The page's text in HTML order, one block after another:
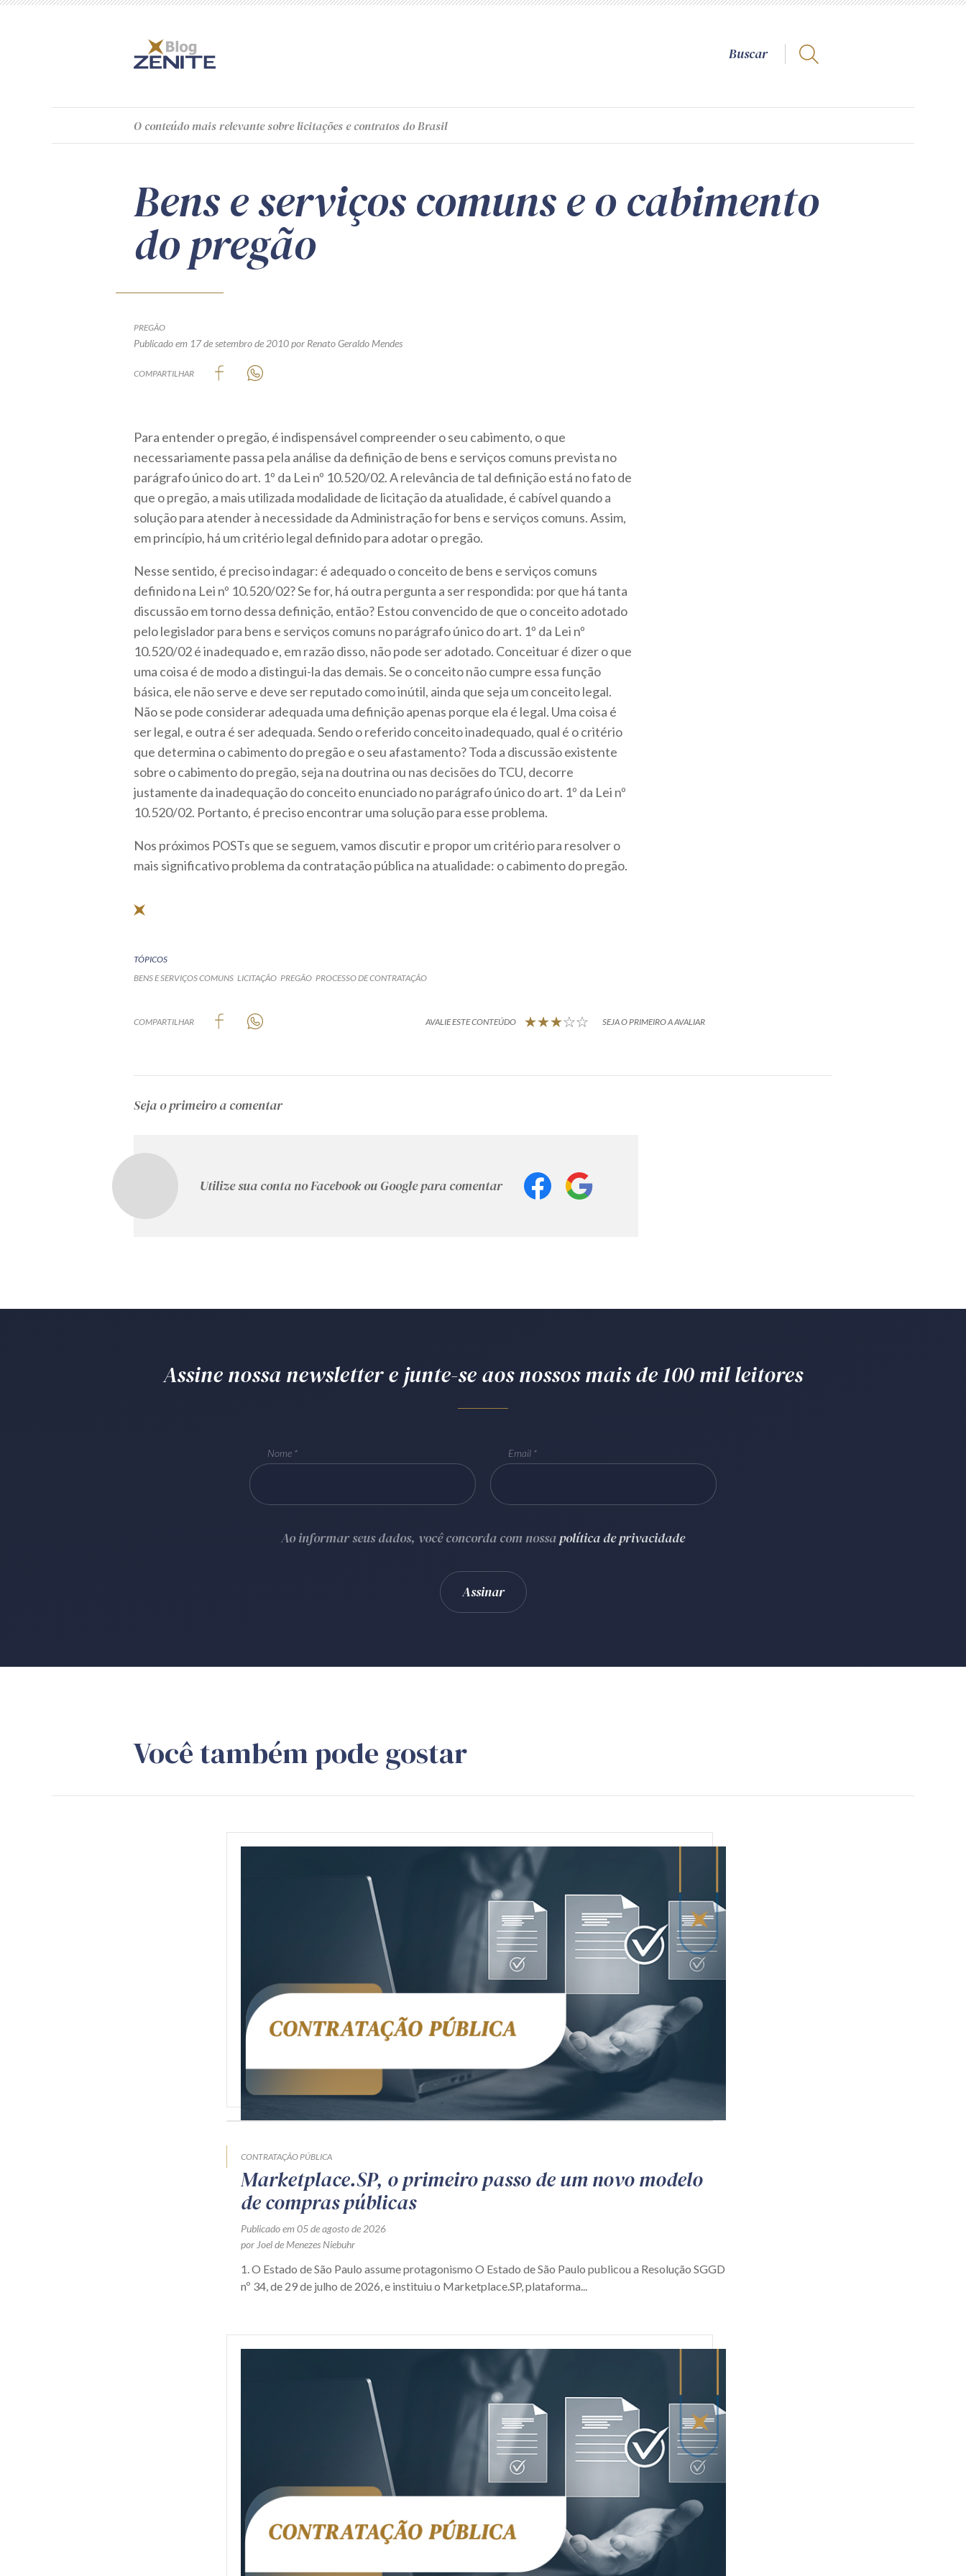
O conteúdomais relevante sobre licitações e contratos do Brasil
Bens e serviços comuns e o cabimento
do pregão
PREGÃO
Publicado em 17 de setembro de 2010por Renato Geraldo Mendes
COMPARTILHAR
Para entender o pregão, é indispensável compreender o seu cabimento, o que
necessariamente passa pela análise da definição de bens e serviços comuns prevista no
parágrafo único do art. 1º da Lei nº 10.520/02. A relevância de tal definição está no fato de
que o pregão, a mais utilizada modalidade de licitação da atualidade, é cabível quando a
solução para atender à necessidade da Administração for bens e serviços comuns. Assim,
em princípio, há um critério legal definido para adotar o pregão.
Nesse sentido, é preciso indagar: é adequado o conceito de bens e serviços comuns
definido na Lei nº 10.520/02? Se for, há outra pergunta a ser respondida: por que há tanta
discussão em torno dessa definição, então? Estou convencido de que o conceito adotado
pelo legislador para bens e serviços comuns no parágrafo único do art. 1º da Lei nº
10.520/02 é inadequado e, em razão disso, não pode ser adotado. Conceituar é dizer o que
uma coisa é de modo a distingui-la das demais. Se o conceito não cumpre essa função
básica, ele não serve e deve ser reputado como inútil, ainda que seja um conceito legal.
Não se pode considerar adequada uma definição apenas porque ela é legal. Uma coisa é
ser legal, e outra é ser adequada. Sendo o referido conceito inadequado, qual é o critério
que determina o cabimento do pregão e o seu afastamento? Toda a discussão existente
sobre o cabimento do pregão, seja na doutrina ou nas decisões do TCU, decorre
justamente da inadequação do conceito enunciado no parágrafo único do art. 1º da Lei nº
10.520/02. Portanto, é preciso encontrar uma solução para esse problema.
Nos próximos POSTs que se seguem, vamos discutir e propor um critério para resolver o
mais significativo problema da contratação pública na atualidade: o cabimento do pregão.
TÓPICOS
BENS E SERVIÇOS COMUNS LICITAÇÃO PREGÃO PROCESSO DE CONTRATAÇÃO
COMPARTILHAR AVALIE ESTE CONTEÚDO SEJA O PRIMEIRO A AVALIAR
Seja o primeiro a comentar
Utilize sua conta no Facebook ou Google para comentar
Assine nossa newsletter e junte-se aos nossos mais de 100 mil leitores
Nome Email
Ao informar seus dados, você concorda com nossapolítica de privacidade
Você também pode gostar
CONTRATAÇÃO PÚBLICA
Marketplace.SP, o primeiro passo de um novo modelo
de compras públicas
Publicado em 05 de agosto de 2026
por Joel de Menezes Niebuhr
1. O Estado de São Paulo assume protagonismo O Estado de São Paulo publicou a Resolução SGGD
nº 34, de 29 de julho de 2026, e instituiu o Marketplace.SP, plataforma...